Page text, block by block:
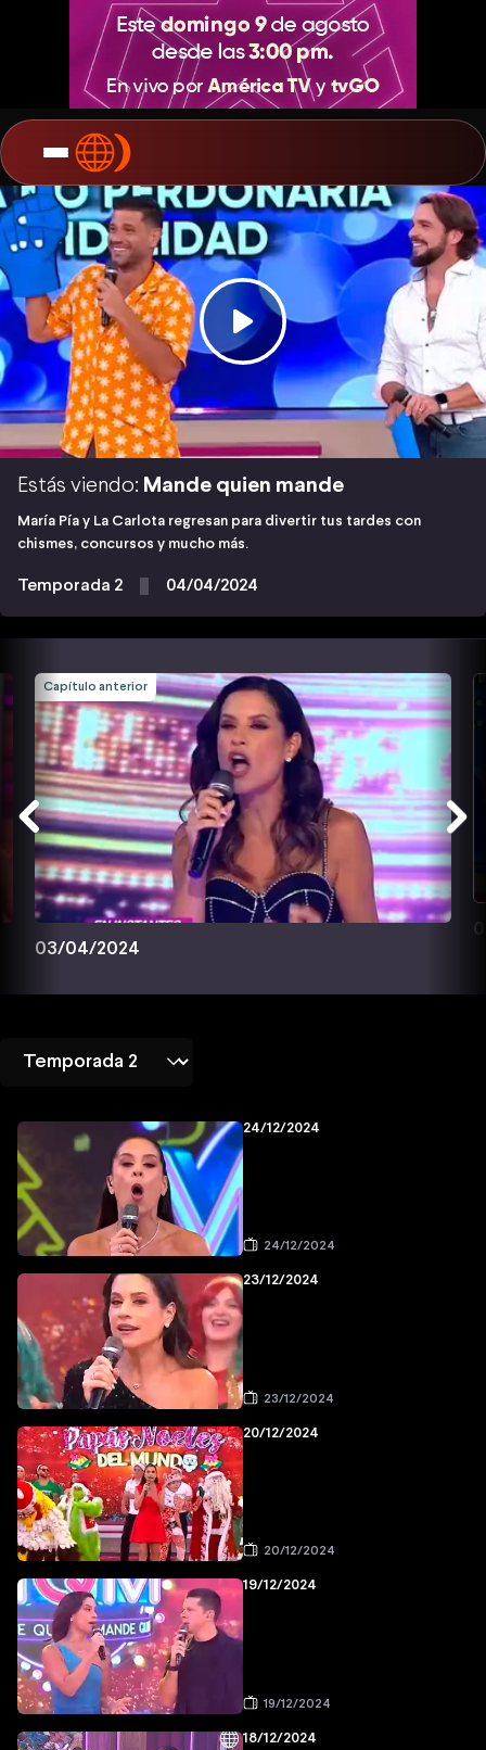
Estás viendo: Mande quien mande
María Pía y La Carlota regresan para divertir tus tardes con
chismes, concursos y mucho más.
Temporada 2 04/04/2024
Capítulo anterior
03/04/2024
24/12/2024
24/12/2024
23/12/2024
23/12/2024
20/12/2024
20/12/2024
19/12/2024
19/12/2024
18/12/2024